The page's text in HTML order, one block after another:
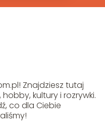
Znajdziesz tutaj
kultury i rozrywki.
co dla Ciebie